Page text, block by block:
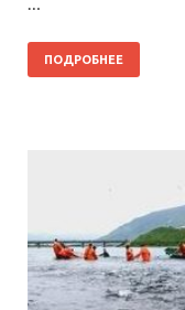
ПОДРОБНЕЕ